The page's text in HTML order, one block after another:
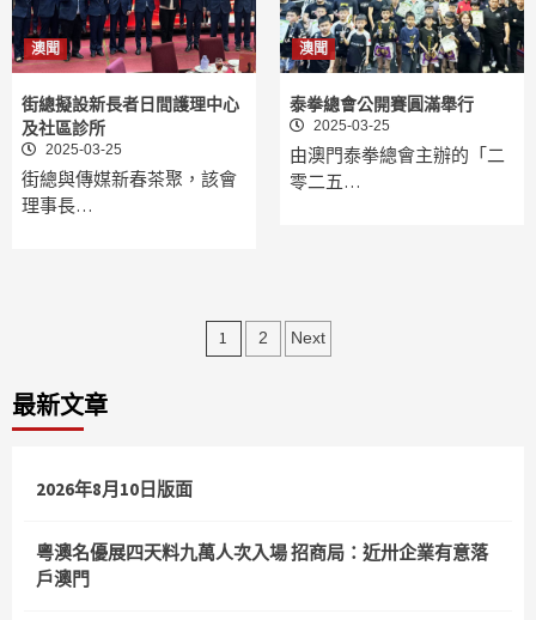
澳聞
街總擬設新長者日間護理中心
及社區診所
2025-03-25
街總與傳媒新春茶聚，該會
理事長…
澳聞
泰拳總會公開賽圓滿舉行
2025-03-25
由澳門泰拳總會主辦的「二
零二五…
文
1 2 Next
最新文章
2026年8月10日版面
粵澳名優展四天料九萬人次入場 招商局：近卅企業有意落
戶澳門